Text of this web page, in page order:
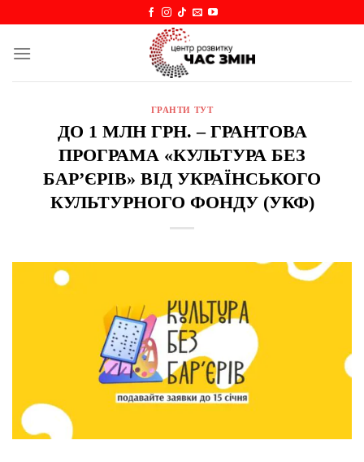
content
ГРАНТИ ТУТ
ДО 1 МЛН ГРН. – ГРАНТОВА
ПРОГРАМА «КУЛЬТУРА БЕЗ
БАРʼЄРІВ» ВІД УКРАЇНСЬКОГО
КУЛЬТУРНОГО ФОНДУ (УКФ)